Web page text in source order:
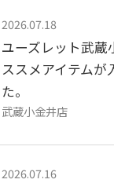
2026.07.18
ユーズレット武蔵
ススメアイテムが
た。
武蔵小金井店
2026.07.16